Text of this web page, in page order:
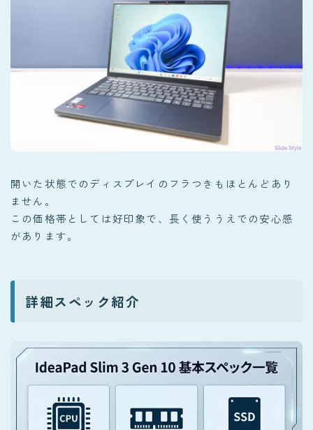
開いた状態でのディスプレイのフラつきもほとんどあり
ません。
この価格帯としては好印象で、長く使ううえでの安心感
があります。
詳細スペック紹介